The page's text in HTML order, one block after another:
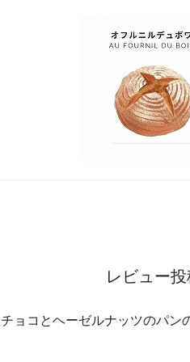
レビュー投
チョコとヘーゼルナッツのパン